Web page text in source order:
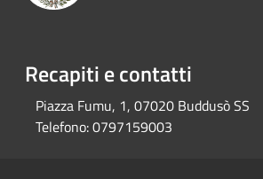
Recapiti e contatti
Piazza Fumu, 1, 07020 Buddusò SS
Telefono:0797159003